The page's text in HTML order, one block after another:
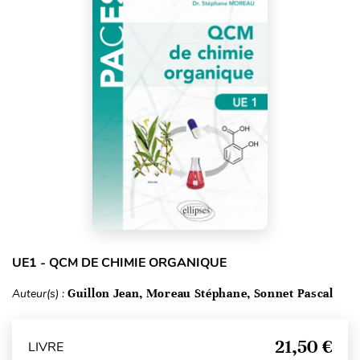
UE1 - QCM DE CHIMIE ORGANIQUE
Auteur(s) : Guillon Jean, Moreau Stéphane, Sonnet Pascal
LIVRE 21,50 €